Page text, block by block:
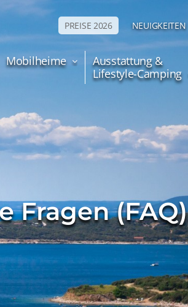
PREISE 2026 NEUIGKEITEN
Mobilheime
Ausstattung &
Lifestyle-Camping
Fragen (FAQ)